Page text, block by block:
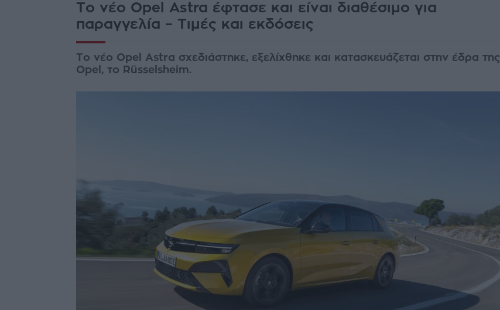
Το νέο Opel Astra έφτασε και είναι διαθέσιμο για
παραγγελία – Τιμές και εκδόσεις
Το νέο Opel Astra σχεδιάστηκε, εξελίχθηκε και κατασκευάζεται στην έδρα της
Opel, το Rüsselsheim.